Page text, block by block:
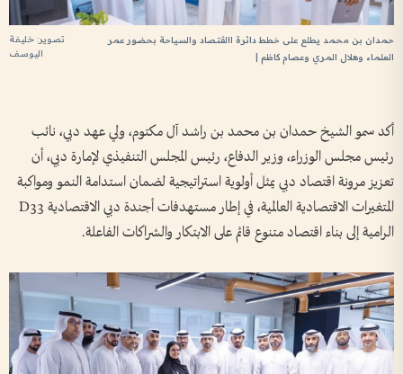
تصوير: خليفة
اليوسف
حمدان بن محمد يطلع على خطط دائرة االقتصاد والسياحة بحضور عمر
العلماء وهلال المري وعصام كاظم |
أكد سمو الشيخ حمدان بن محمد بن راشد آل مكتوم، ولي عهد دبي، نائب
رئيس مجلس الوزراء، وزير الدفاع، رئيس المجلس التنفيذي لإمارة دبي، أن
تعزيز مرونة اقتصاد دبي يمثل أولوية استراتيجية لضمان استدامة النمو ومواكبة
المتغيرات الاقتصادية العالمية، في إطار مستهدفات أجندة دبي الاقتصادية D33
الرامية إلى بناء اقتصاد متنوع قائم على الابتكار والشراكات الفاعلة.